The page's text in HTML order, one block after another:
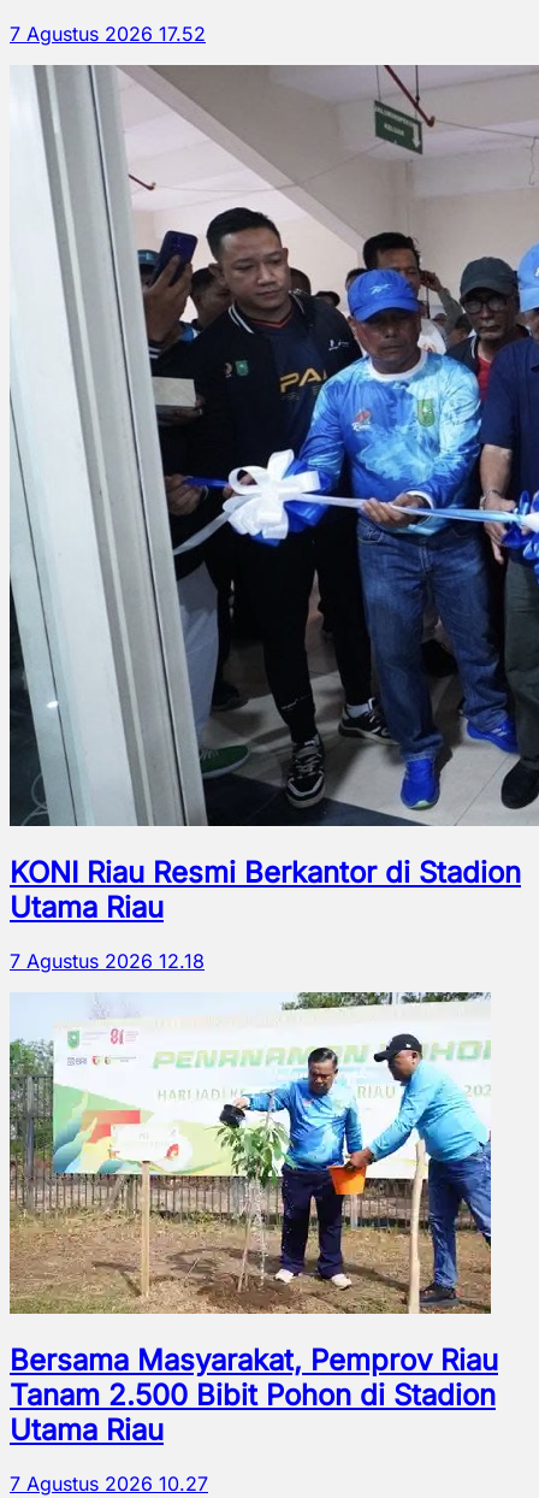
7 Agustus 2026 17.52
KONI Riau Resmi Berkantor di Stadion
Utama Riau
7 Agustus 2026 12.18
Bersama Masyarakat, Pemprov Riau
Tanam 2.500 Bibit Pohon di Stadion
Utama Riau
7 Agustus 2026 10.27